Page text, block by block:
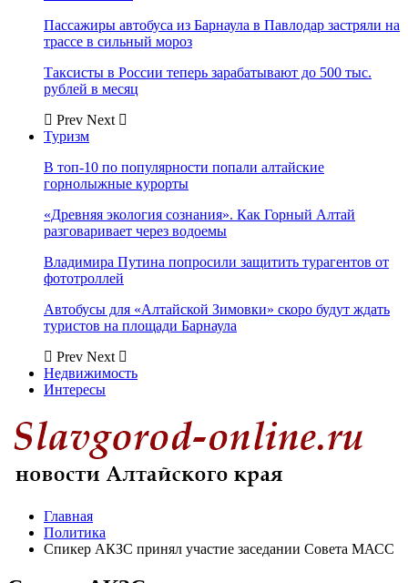
Пассажиры автобуса из Барнаула в Павлодар застряли на
трассе в сильный мороз
Таксисты в России теперь зарабатывают до 500 тыс.
рублей в месяц
Prev Next
Туризм
В топ-10 по популярности попали алтайские
горнолыжные курорты
«Древняя экология сознания». Как Горный Алтай
разговаривает через водоемы
Владимира Путина попросили защитить турагентов от
фототроллей
Автобусы для «Алтайской Зимовки» скоро будут ждать
туристов на площади Барнаула
Prev Next
Недвижимость
Интересы
Главная
Политика
Спикер АКЗС принял участие заседании Совета МАСС